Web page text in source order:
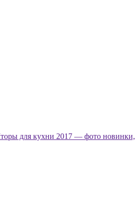
для кухни 2017 — фото новинки,